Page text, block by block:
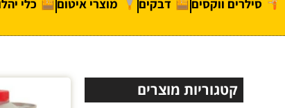
סילרים ווקסים דבקים מוצרי איטום כלי
קטגוריות מוצרים